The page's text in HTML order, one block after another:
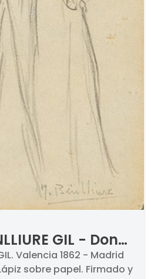
GIL - Don
GIL. Valencia 1862 - Madrid
sobre papel. Firmado y